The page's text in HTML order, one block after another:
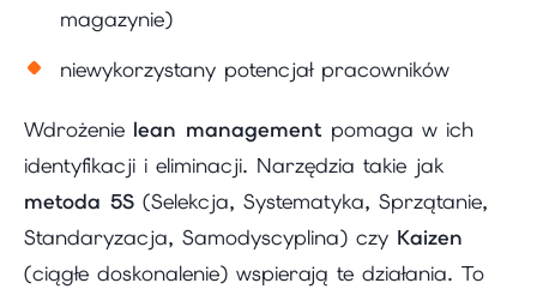
magazynie)
niewykorzystany potencjał pracowników
Wdrożenie lean management pomaga w ich
identyfikacji i eliminacji. Narzędzia takie jak
metoda 5S (Selekcja, Systematyka, Sprzątanie,
Standaryzacja, Samodyscyplina) czy Kaizen
(ciągłe doskonalenie) wspierają te działania. To